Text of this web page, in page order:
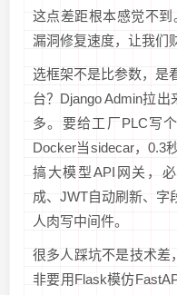
这点差距根本感觉不
漏洞修复速度，让我们
选框架不是比参数，是
台？Django Admin拉
多。要给工厂PLC写
Docker当sidecar，0.3
搞大模型API网关，
成、JWT自动刷新、字
人肉写中间件。
很多人踩坑不是技术差
非要用Flask模仿